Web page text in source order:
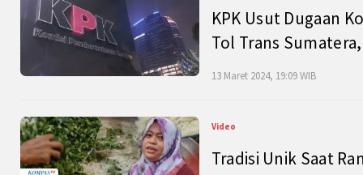
KPK Usut Dugaan
Tol Trans
13 Maret 2024, 19:09 WIB
Video
Tradisi Unik Saat